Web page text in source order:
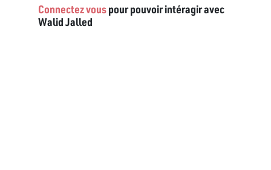
Connectez vouspour pouvoir intéragir avec
Walid Jalled